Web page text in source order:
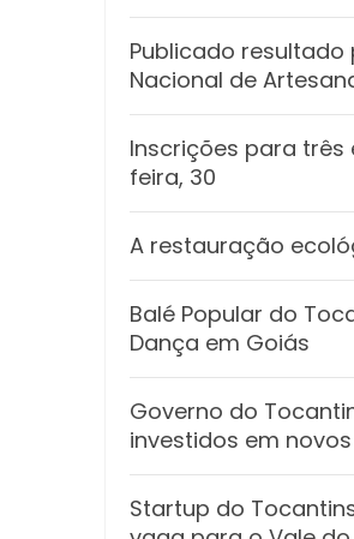
Publicado
Nacional de
Inscrições para
feira, 30
A restauração
Balé Popular do
Dança em Goiás
Governo do
investidos em
Startup do